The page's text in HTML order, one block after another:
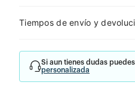
Tiempos de envío y
Si aun tienes dudas
personalizada